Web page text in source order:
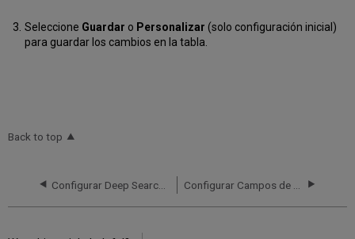
Seleccione Guardar o Personalizar (solo configuración inicial)
para guardar los cambios en la tabla.
Back to top